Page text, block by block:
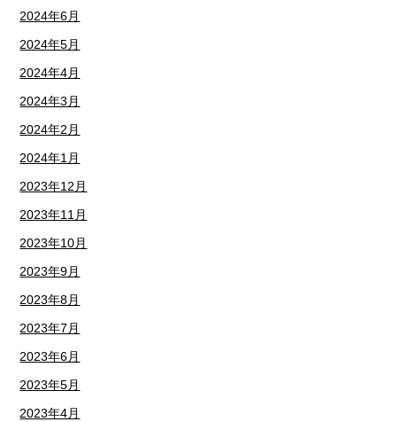
2024年6月
2024年5月
2024年4月
2024年3月
2024年2月
2024年1月
2023年12月
2023年11月
2023年10月
2023年9月
2023年8月
2023年7月
2023年6月
2023年5月
2023年4月